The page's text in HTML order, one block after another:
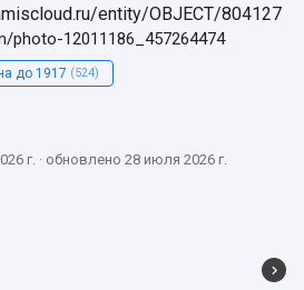
entity/OBJECT/804127
photo-12011186_457264474
до 1917 (524)
г. · обновлено 28 июля 2026 г.